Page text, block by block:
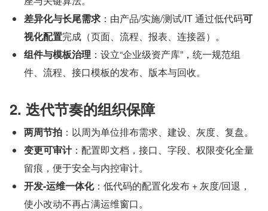
差异化与长尾需求 ：由产品/实施/测试/IT 通过低代码可
视化配置完成（页面、流程、报表、连接器）。
组件与模板治理 ：设立“企业级资产库”，统一规范组
件、流程、接口模板的发布、版本与回收。
2. 迭代节奏的组织保障
两周节拍 ：以周为单位排布需求、建设、灰度、复盘。
变更可审计：配置即文档，接口、字段、权限变化全量
留痕，便于安全与内控审计。
开发-运维一体化：低代码的配置化发布 + 灰度/回退，
使小改动不再占满运维窗口。